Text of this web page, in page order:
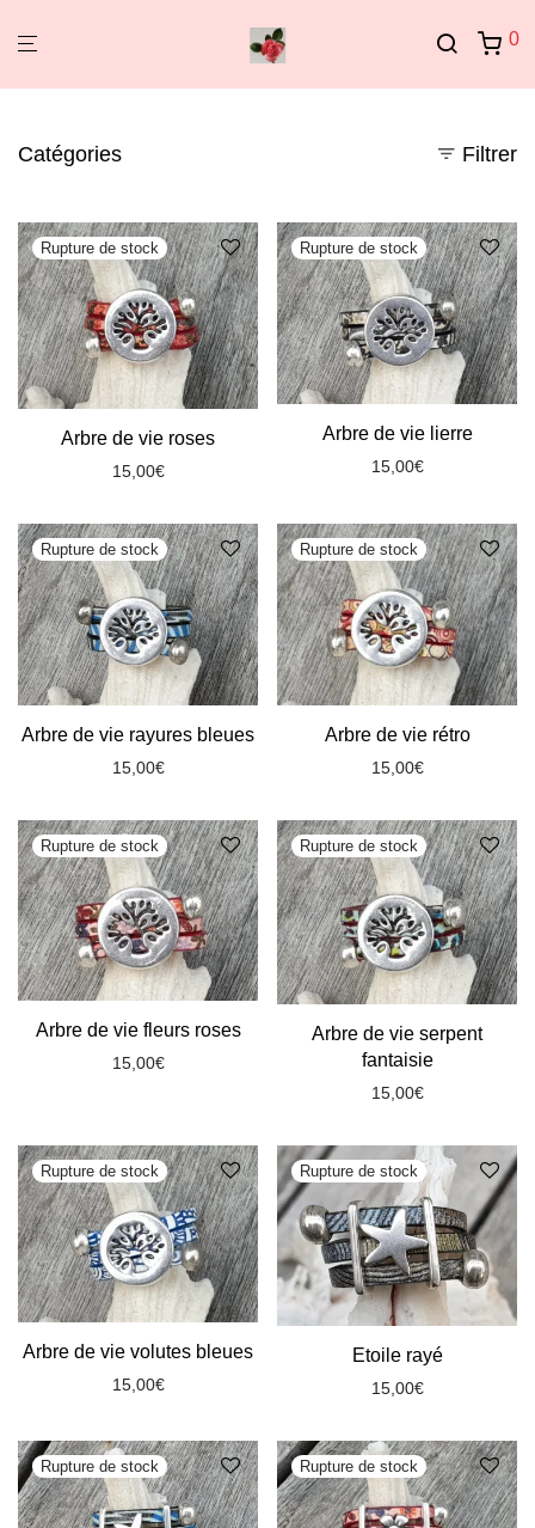
0
Catégories Filtrer
Arbre de vie roses
15,00€
Arbre de vie lierre
15,00€
Arbre de vie rayures bleues
15,00€
Arbre de vie rétro
15,00€
Arbre de vie fleurs roses
15,00€
Arbre de vie serpent
fantaisie
15,00€
Arbre de vie volutes bleues
15,00€
Etoile rayé
15,00€